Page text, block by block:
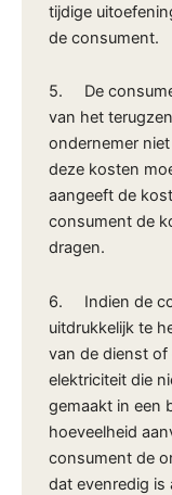
tijdige
de consument.
5. De
van het
ondernemer
deze kosten
aangeeft de
consument de
dragen.
6. Indien de
uitdrukkelijk te
van de dienst
elektriciteit die
gemaakt in een
hoeveelheid
consument de
dat evenredig is